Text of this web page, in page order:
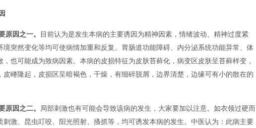
原因之一。
目前认为是发生本病的主要诱因为精神因素，情绪波动、精神过度紧
境突然变化等均可使病情加重和反复。胃肠道功能障碍、内分泌系统功能异常、体
，也可能成为致病因素。本病的皮损特征为皮肤苔藓化，病变区皮肤呈苔藓样变，
皮嵴隆起，皮损区呈暗褐色，干燥，有细碎脱屑，边界清楚，边缘可有小的散在的
原因之二。
局部刺激也有可能会导致该病的发生，大家要加以注意。如衣领过硬而
刺激、昆虫叮咬、阳光照射、搔抓等，均可诱发本病的发生。中医认为：此病主要